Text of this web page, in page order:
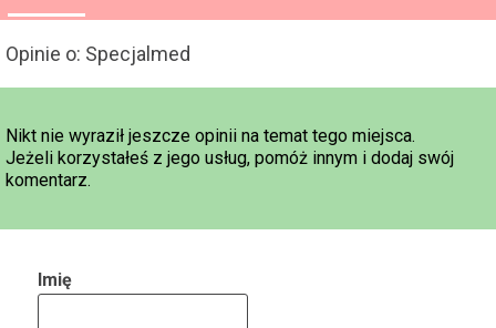
Opinie o: Specjalmed
Nikt nie wyraził jeszcze opinii na temat tego miejsca.
Jeżeli korzystałeś z jego usług, pomóż innym i dodaj swój
komentarz.
Imię